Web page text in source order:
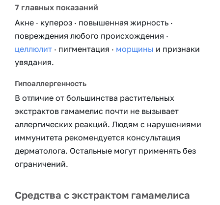
7 главных показаний
Акне · купероз · повышенная жирность ·
повреждения любого происхождения ·
целлюлит · пигментация · морщины и признаки
увядания.
Гипоаллергенность
В отличие от большинства растительных
экстрактов гамамелис почти не вызывает
аллергических реакций. Людям с нарушениями
иммунитета рекомендуется консультация
дерматолога. Остальные могут применять без
ограничений.
Средства с экстрактом гамамелиса